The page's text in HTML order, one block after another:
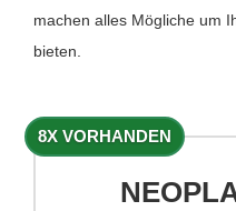
machen alles Mögliche um
bieten.
8X VORHANDEN